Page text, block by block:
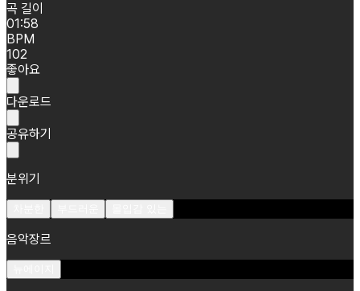
곡 길이
01:58
BPM
102
좋아요
다운로드
공유하기
분위기
음악장르